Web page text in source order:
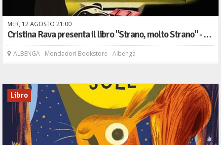
MER, 12 AGOSTO 21 00
Cristina Rava presenta il libro "Strano, molto Strano" - Rizzoli
ALBENGA - Mondadori Bookstore - Albenga
Libro